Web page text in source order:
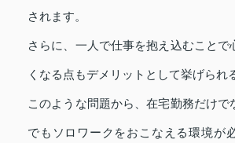
されます。
さらに、一人で仕事を抱え込むことで
くなる点もデメリットとして挙げられ
このような問題から、在宅勤務だけで
でもソロワークをおこなえる環境が